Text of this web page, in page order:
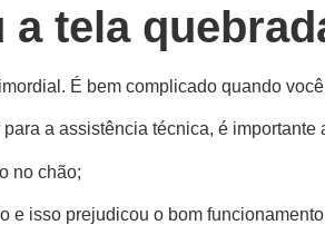
tela
É bem complicado quando
a assistência técnica, é
no chão;
isso prejudicou o bom funcionamento